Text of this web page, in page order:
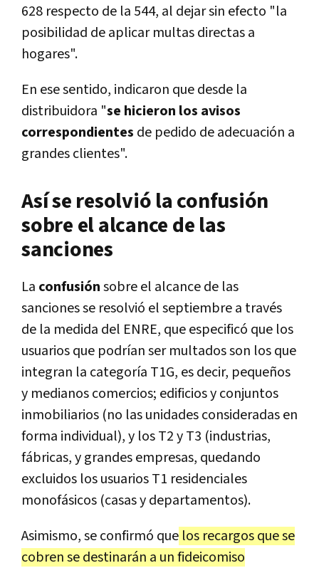
628 respecto de la 544, al dejar sin efecto "la
posibilidad de aplicar multas directas a
hogares".
En ese sentido, indicaron que desde la
distribuidora "se hicieron los avisos
correspondientes de pedido de adecuación a
grandes clientes".
Así se resolvió la confusión
sobre el alcance de las
sanciones
La confusiónsobre el alcance de las
sanciones se resolvió el septiembre a través
de la medida del ENRE, que especificó que los
usuarios que podrían ser multados son los que
integran la categoría T1G, es decir, pequeños
y medianos comercios; edificios y conjuntos
inmobiliarios (no las unidades consideradas en
forma individual), y los T2 y T3 (industrias,
fábricas, y grandes empresas, quedando
excluidos los usuarios T1 residenciales
monofásicos (casas y departamentos).
Asimismo, se confirmó que los recargos que se
cobren se destinarán a un fideicomiso